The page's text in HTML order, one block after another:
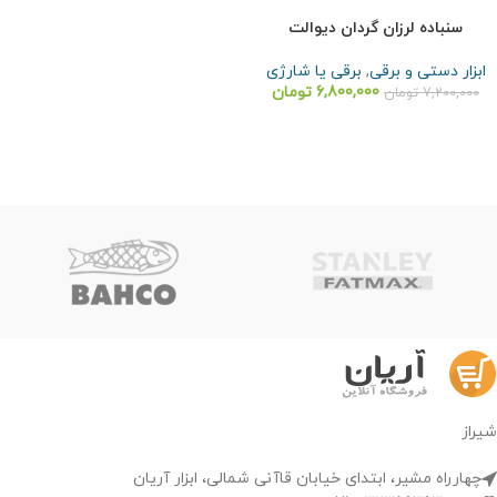
سنباده لرزان گردان دیوالت
ابزار دستی و برقی, برقی یا شارژی
7,200,000 تومان 6,800,000 تومان
شیراز
چهارراه مشیر، ابتدای خیابان قاآنی شمالی، ابزار آریان